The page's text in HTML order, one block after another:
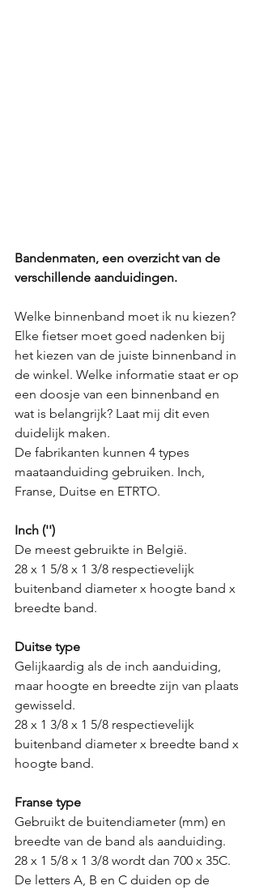
Bandenmaten, een overzicht van de
verschillende aanduidingen.
Welke binnenband moet ik nu kiezen?
Elke fietser moet goed nadenken bij
het kiezen van de juiste binnenband in
de winkel. Welke informatie staat er op
een doosje van een binnenband en
wat is belangrijk? Laat mij dit even
duidelijk maken.
De fabrikanten kunnen 4 types
maataanduiding gebruiken. Inch,
Franse, Duitse en ETRTO.
Inch ('')
De meest gebruikte in België.
28 x 1 5/8 x 1 3/8 respectievelijk
buitenband diameter x hoogte band x
breedte band.
Duitse type
Gelijkaardig als de inch aanduiding,
maar hoogte en breedte zijn van plaats
gewisseld.
28 x 1 3/8 x 1 5/8 respectievelijk
buitenband diameter x breedte band x
hoogte band.
Franse type
Gebruikt de buitendiameter (mm) en
breedte van de band als aanduiding.
28 x 1 5/8 x 1 3/8 wordt dan 700 x 35C.
De letters A, B en C duiden op de